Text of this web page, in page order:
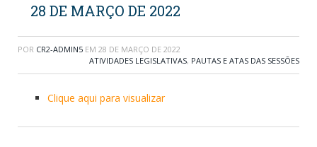
28 DE MARÇO DE 2022
POR CR2-ADMIN5 EM 28 DE MARÇO DE 2022
ATIVIDADES LEGISLATIVAS, PAUTAS E ATAS DAS SESSÕES
Clique aqui para visualizar